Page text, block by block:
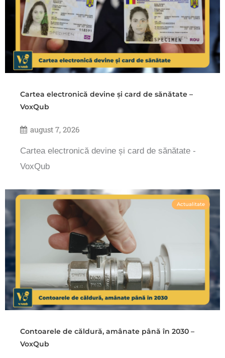
Cartea electronică devine și card de sănătate –
VoxQub
august 7, 2026
Cartea electronică devine și card de sănătate -
VoxQub
Actualitate
Contoarele de căldură, amânate până în 2030 –
VoxQub